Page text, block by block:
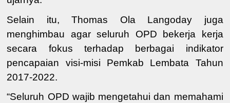
Selain itu, Thomas Ola Langoday juga
menghimbau agarseluruh OPD bekerja kerja
secara fokus terhadap berbagai indikator
pencapaian visi-misi Pemkab Lembata
Tahun
2017-2022.
“Seluruh OPD wajib mengetahui dan memahami